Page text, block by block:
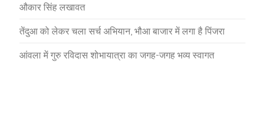
औकार सिंह लखावत
तेंदुआ को लेकर चला सर्च अभियान, भौआ बाजार में लगा है पिंजरा
आंवला में गुरु रविदास शोभायात्रा का जगह-जगह भव्य स्वागत